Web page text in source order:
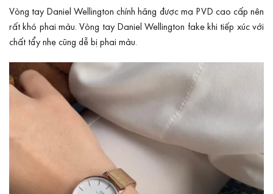
Vòng tay Daniel Wellington chính hãng đượcmạ PVD cao cấp nên
rất khó phai màu. Vòng tay Daniel Wellington fake khi tiếp xúc với
chất tẩy nhẹ cũng dễ bị phai màu.